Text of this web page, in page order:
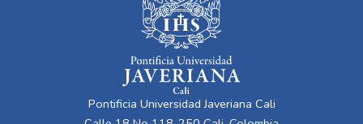
Pontificia Universidad Javeriana Cali